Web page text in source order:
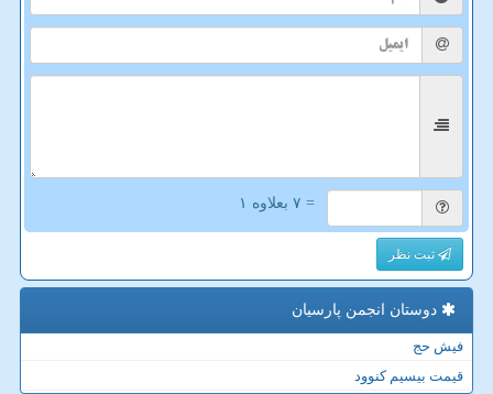
= ۷ بعلاوه ۱
ثبت نظر
دوستان انجمن پارسیان
فیش حج
قیمت بیسیم کنوود